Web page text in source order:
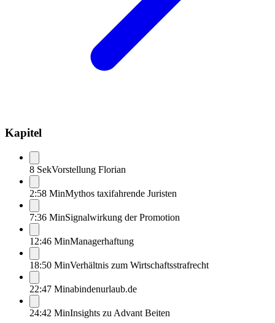
Kapitel
8 SekVorstellung Florian
2:58 MinMythos taxifahrende Juristen
7:36 MinSignalwirkung der Promotion
12:46 MinManagerhaftung
18:50 MinVerhältnis zum Wirtschaftsstrafrecht
22:47 Minabindenurlaub.de
24:42 MinInsights zu Advant Beiten